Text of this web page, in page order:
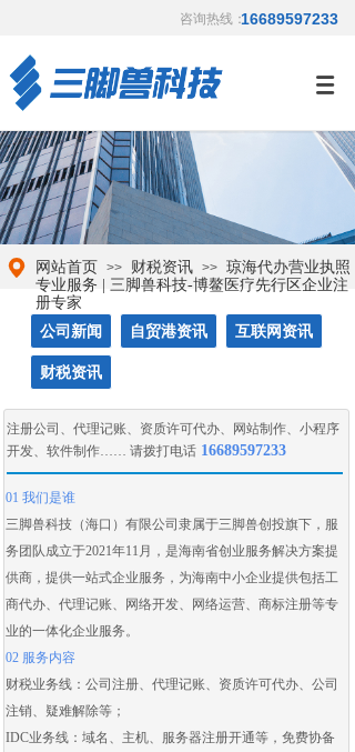
咨询热线：16689597233
网站首页 >> 财税资讯 >> 琼海代办营业执照
专业服务 | 三脚兽科技-博鳌医疗先行区企业注
册专家
公司新闻 自贸港资讯 互联网资讯
财税资讯
01 我们是谁
三脚兽科技（海口）有限公司隶属于三脚兽创投旗下，服
务团队成立于2021年11月，是海南省创业服务解决方案提
供商，提供一站式企业服务，为海南中小企业提供包括工
商代办、 代理记账、 网络开发、 网络运营、 商标注册等专
业的一体化企业服务。
02 服务内容
财税业务线： 公司注册、 代理记账、 资质许可代办、 公司
注销、 疑难解除等；
IDC业务线：域名、主机、服务器注册开通等，免费协备
注册公司 、 代理记账、 资质许可代办、 网站制作、 小程序
开发、 软件制作…… 请拨打电话 16689597233